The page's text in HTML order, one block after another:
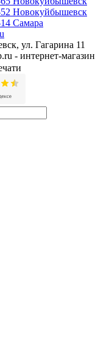
Новокуйбышевск
Самара
ул. Гагарина 11
- интернет-магазин